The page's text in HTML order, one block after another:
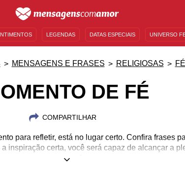
LEGENDAS DATAS ESPECIAIS UNIVERSO
MENSAGENS E FRASES RELIGIOSAS FÉ
DE FÉ
COMPARTILHAR
para refletir, está no lugar certo. Confira frases
inspiração certa, você será capaz de alcançar a
seu coração.